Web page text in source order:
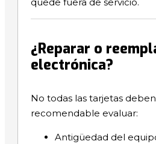
¿Reparar o
electrónica?
No todas las tarjetas
recomendable evaluar:
Antigüedad del